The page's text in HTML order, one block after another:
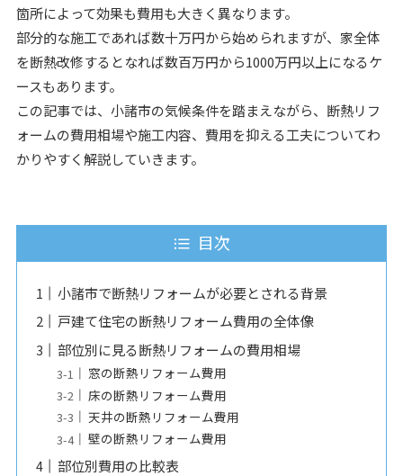
箇所によって効果も費用も大きく異なります。
部分的な施工であれば数十万円から始められますが、家全体
を断熱改修するとなれば数百万円から1000万円以上になるケ
ースもあります。
この記事では、小諸市の気候条件を踏まえながら、断熱リフ
ォームの費用相場や施工内容、費用を抑える工夫についてわ
かりやすく解説していきます。
目次
小諸市で断熱リフォームが必要とされる背景
戸建て住宅の断熱リフォーム費用の全体像
部位別に見る断熱リフォームの費用相場
窓の断熱リフォーム費用
床の断熱リフォーム費用
天井の断熱リフォーム費用
壁の断熱リフォーム費用
部位別費用の比較表